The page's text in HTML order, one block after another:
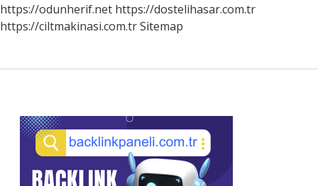
https://odunherif.net https://dostelihasar.com.tr
https://ciltmakinasi.com.trSitemap
Sidebar